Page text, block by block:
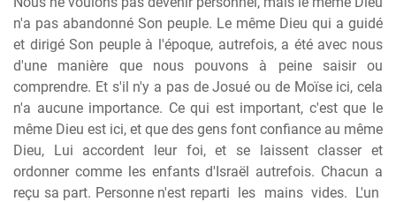
n'a pas abandonné Son peuple. Le même Dieu qui a guidé
et dirigé Son peuple à l'époque, autrefois, a été avec nous
d'une manière que nous pouvons à peine saisir ou
comprendre. Et s'il n'y a pas de Josué ou de Moïse ici, cela
n'a aucune importance. Ce qui est important, c'est que le
même Dieu est ici, et que des gens font confiance au même
Dieu, Lui accordent leur foi, et se laissent classer et
ordonner comme les enfants d'Israël autrefois. Chacun a
reçu sa part. Personne n'est reparti les mains vides. L'un